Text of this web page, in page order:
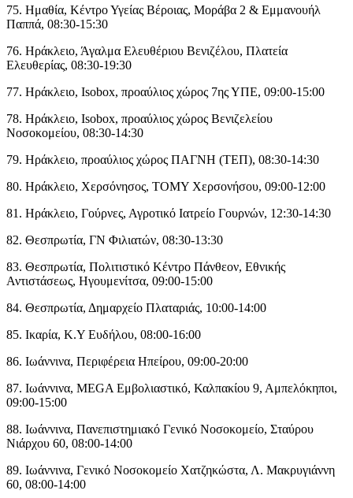
75. Ημαθία, Κέντρο Υγείας Βέροιας, Μοράβα 2 & Εμμανουήλ
Παππά, 08:30-15:30
76. Ηράκλειο, Άγαλμα Ελευθέριου Βενιζέλου, Πλατεία
Ελευθερίας, 08:30-19:30
77. Ηράκλειο, Isobox, προαύλιος χώρος 7ης ΥΠΕ, 09:00-15:00
78. Ηράκλειο, Isobox, προαύλιος χώρος Βενιζελείου
Νοσοκομείου, 08:30-14:30
79. Ηράκλειο, προαύλιος χώρος ΠΑΓΝΗ (ΤΕΠ), 08:30-14:30
80. Ηράκλειο, Χερσόνησος, ΤΟΜΥ Χερσονήσου, 09:00-12:00
81. Ηράκλειο, Γούρνες, Αγροτικό Ιατρείο Γουρνών, 12:30-14:30
82. Θεσπρωτία, ΓΝ Φιλιατών, 08:30-13:30
83. Θεσπρωτία, Πολιτιστικό Κέντρο Πάνθεον, Εθνικής
Αντιστάσεως, Ηγουμενίτσα, 09:00-15:00
84. Θεσπρωτία, Δημαρχείο Πλαταριάς, 10:00-14:00
85. Ικαρία, Κ.Υ Ευδήλου, 08:00-16:00
86. Ιωάννινα, Περιφέρεια Ηπείρου, 09:00-20:00
87. Ιωάννινα, MEGA Εμβολιαστικό, Καλπακίου 9, Αμπελόκηποι,
09:00-15:00
88. Ιωάννινα, Πανεπιστημιακό Γενικό Νοσοκομείο, Σταύρου
Νιάρχου 60, 08:00-14:00
89. Ιωάννινα, Γενικό Νοσοκομείο Χατζηκώστα, Λ. Μακρυγιάννη
60, 08:00-14:00